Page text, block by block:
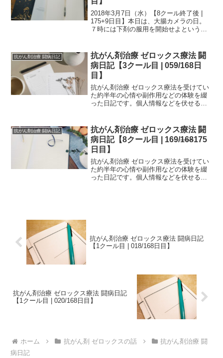
2018年3月7日（水）【8クール終了後 |
175+9日目】本日は、大腸カメラの日。
７時には下剤の服用を開始せよというの
で尚更マズイ。まず2L作って、10分おき
に...
抗がん剤治療 闘病日記
抗がん剤治療 ゼロックス療法 闘
病日記【3クール目 | 059/168日
目】
抗がん剤治療 ゼロックス療法を受けてい
た約半年の心情や副作用などの体験を綴
った日記です。個人情報などを伏せるた
す。治療中の方は、どの時期でどのよう
な副作用が生じるか参考...
抗がん剤治療 闘病日記
抗がん剤治療 ゼロックス療法 闘
病日記【8クール目 | 169/168175
日目】
抗がん剤治療 ゼロックス療法を受けてい
た約半年の心情や副作用などの体験を綴
った日記です。個人情報などを伏せるた
抗がん剤治療 ゼロックス療法 闘病日記
【1クール目 | 018/168日目】
抗がん剤治療 ゼロックス療法 闘病日記
【1クール目 | 020/168日目】
ホーム 抗がん剤 ゼロックスの話
抗がん剤治療 闘
病日記